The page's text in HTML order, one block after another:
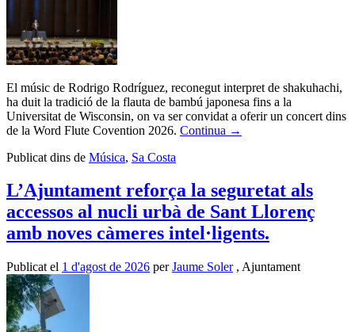
El músic de Rodrigo Rodríguez, reconegut interpret de shakuhachi,
ha duit la tradició de la flauta de bambú japonesa fins a la
Universitat de Wisconsin, on va ser convidat a oferir un concert dins
de la Word Flute Covention 2026. Continua →
Publicat dins de Música, Sa Costa
L’Ajuntament reforça la seguretat als
accessos al nucli urbà de Sant Llorenç
amb noves càmeres intel·ligents.
Publicat el 1 d'agost de 2026 perJaume Soler , Ajuntament